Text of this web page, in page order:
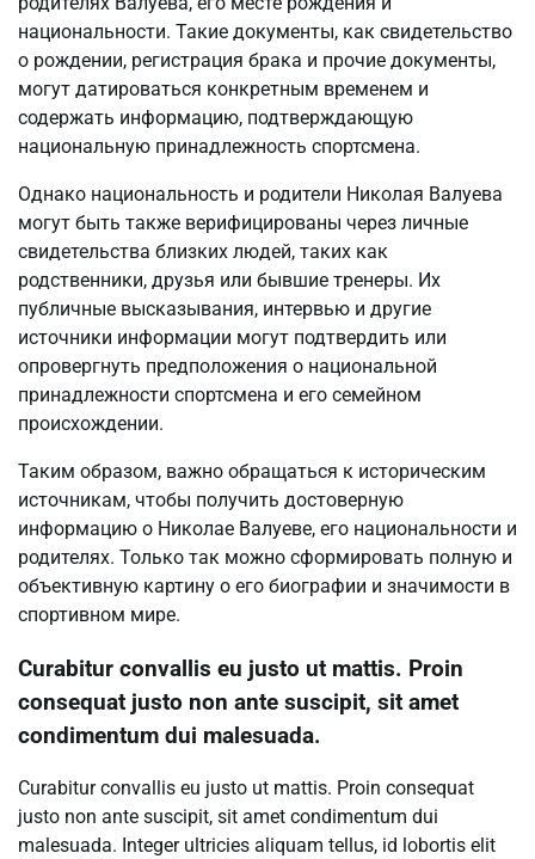
национальности. Такие документы, как свидетельство
о рождении, регистрация брака и прочие документы,
могут датироваться конкретным временем и
содержать информацию, подтверждающую
национальную принадлежность спортсмена.
Однако национальность и родители Николая Валуева
могут быть также верифицированы через личные
свидетельства близких людей, таких как
родственники, друзья или бывшие тренеры. Их
публичные высказывания, интервью и другие
источники информации могут подтвердить или
опровергнуть предположения о национальной
принадлежности спортсмена и его семейном
происхождении.
Таким образом, важно обращаться к историческим
источникам, чтобы получить достоверную
информацию о Николае Валуеве, его национальности и
родителях. Только так можно сформировать полную и
объективную картину о его биографии и значимости в
спортивном мире.
Curabitur convallis eu justo ut mattis. Proin
consequat justo non ante suscipit, sit amet
condimentum dui malesuada.
Curabitur convallis eu justo ut mattis. Proin consequat
justo non ante suscipit, sit amet condimentum dui
malesuada. Integer ultricies aliquam tellus, id lobortis elit